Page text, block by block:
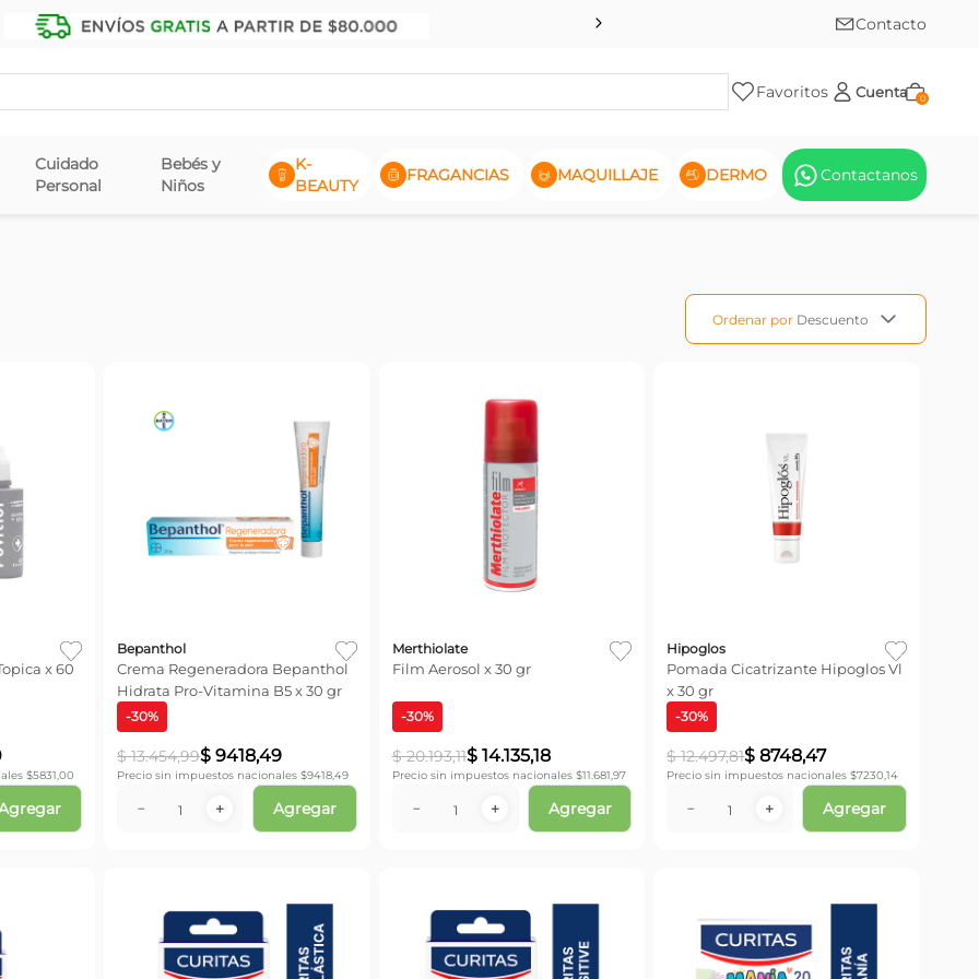
Contacto
Favoritos Cuenta 0
Cuidado
Personal
Bebés y
Niños
K-
BEAUTY
FRAGANCIAS MAQUILLAJE DERMO Contactanos
Ordenar por Descuento
x 60
$5831,00
Bepanthol
Crema Regeneradora Bepanthol
Hidrata Pro-Vitamina B5 x 30 gr
-30%
$ 13.454,99$ 9418,49
Precio sin impuestos nacionales $9418,49
＋
－ Agregar
Merthiolate
Film Aerosol x 30 gr
-30%
$ 20.193,11$ 14.135,18
Precio sin impuestos nacionales $11.681,97
＋
－ Agregar
Hipoglos
Pomada Cicatrizante Hipoglos Vl
x 30 gr
-30%
$ 12.497,81$ 8748,47
Precio sin impuestos nacionales $7230,14
＋
－ Agregar